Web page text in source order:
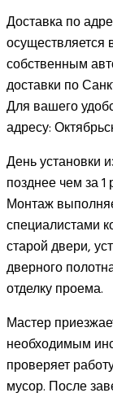
Доставка по
осуществляется
собственным
доставки по
Для вашего
адресу:
День установки
позднее чем за
Монтаж
специалистами
старой двери,
дверного
отделку проема.
Мастер
необходимым
проверяет
мусор. После